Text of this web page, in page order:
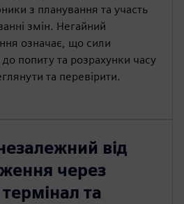
з планування та участь
змін. Негайний
означає, що сили
попиту та розрахунки часу
та перевірити.
від
через
та